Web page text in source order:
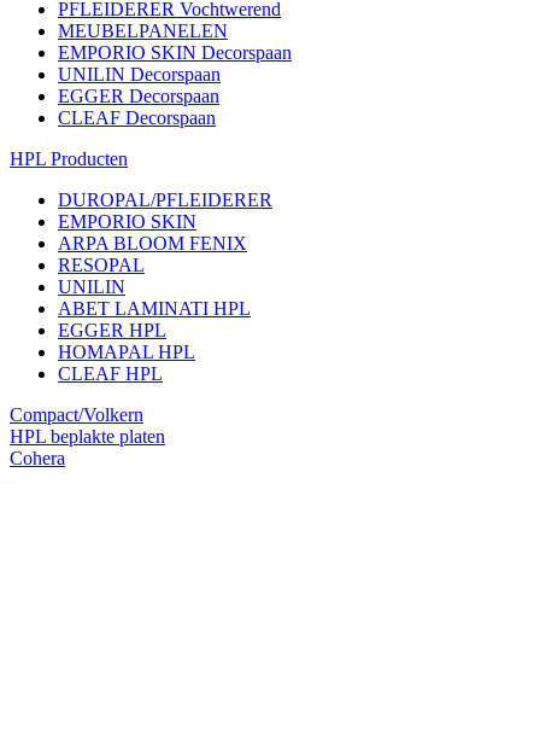
PFLEIDERER Vochtwerend
MEUBELPANELEN
EMPORIO SKIN Decorspaan
UNILIN Decorspaan
EGGER Decorspaan
CLEAF Decorspaan
HPL Producten
DUROPAL/PFLEIDERER
EMPORIO SKIN
ARPA BLOOM FENIX
RESOPAL
UNILIN
ABET LAMINATI HPL
EGGER HPL
HOMAPAL HPL
CLEAF HPL
Compact/Volkern
HPL beplakte platen
Cohera